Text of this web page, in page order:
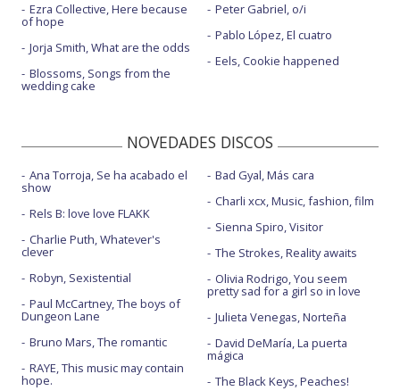
Ezra Collective, Here because
of hope
Jorja Smith, What are the odds
Blossoms, Songs from the
wedding cake
Peter Gabriel, o/i
Pablo López, El cuatro
Eels, Cookie happened
NOVEDADES DISCOS
Ana Torroja, Se ha acabado el
show
Rels B: love love FLAKK
Charlie Puth, Whatever's
clever
Robyn, Sexistential
Paul McCartney, The boys of
Dungeon Lane
Bruno Mars, The romantic
RAYE, This music may contain
hope.
Bad Gyal, Más cara
Charli xcx, Music, fashion, film
Sienna Spiro, Visitor
The Strokes, Reality awaits
Olivia Rodrigo, You seem
pretty sad for a girl so in love
Julieta Venegas, Norteña
David DeMaría, La puerta
mágica
The Black Keys, Peaches!